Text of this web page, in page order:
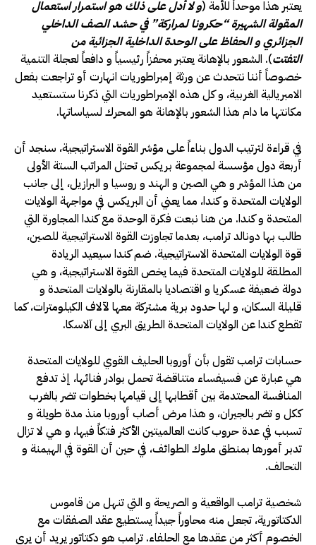
يعتبر هذا موحداً للأمة (و لا أدل على ذلك هو استمرار استعمال
المقولة الشهيرة“حكرونا لمراركة”في حشد الصف الداخلي
الجزائري و الحفاظ على الوحدة الداخلية الجزائية من
التفتت). الشعور بالإهانة يعتبر محفزاً رئيسياً و دافعاً لعجلة التنمية
خصوصاً أننا نتحدث عن ورثة إمبراطوريات انهارت أو تراجعت بفعل
الامبريالية الغربية، و كل هذه الإمبراطوريات التي ذكرنا ستستعيد
مكانتها ما دام هذا الشعور بالإهانة هو المحرك لسياساتها.
في قراءة لترتيب الدول بناءاً على مؤشر القوة الاستراتيجية، سنجد أن
أربعة دول مؤسسة لمجموعة بريكس تحتل المراتب الستة الأولى
من هذا المؤشر و هي الصين و الهند و روسيا و البرازيل، إلى جانب
الولايات المتحدة و كندا، مما يعني أن البريكس في مواجهة الولايات
المتحدة و كندا. من هنا نبعت فكرة الوحدة مع كندا المجاورة التي
طالب بها دونالد ترامب، بعدما تجاوزت القوة الاستراتيجية للصين،
قوة الولايات المتحدة الاستراتيجية. ضم كندا سيعيد الريادة
المطلقة للولايات المتحدة فيما يخص القوة الاستراتيجية، و هي
دولة ضعيفة عسكريا و اقتصاديا بالمقارنة بالولايات المتحدة و
قليلة السكان، و لها حدود برية مشتركة معها لآلاف الكيلومترات، كما
تقطع كندا عن الولايات المتحدة الطريق البري إلى آلاسكا.
حسابات ترامب تقول بأن أوروبا الحليف القوي للولايات المتحدة
هي عبارة عن فسيفساء متناقضة تحمل بوادر فنائها، إذ تدفع
المنافسة المحتدمة بين أقطابها إلى قيامها بخطوات تضر بالغرب
ككل و تضر بالجيران، و هذا مرض أصاب أوروبا منذ مدة طويلة و
تسبب في عدة حروب كانت العالميتين الأكثر فتكاً فيها، و هي لا تزال
تدبر أمورها بمنطق ملوك الطوائف، في حين أن القوة في الهيمنة و
التحالف.
شخصية ترامب الواقعية و الصريحة و التي تنهل من قاموس
الدكتاتورية، تجعل منه محاوراً جيداً يستطيع عقد الصفقات مع
الخصوم أكثر من عقدها مع الحلفاء. ترامب هو دكتاتور يريد أن يرى